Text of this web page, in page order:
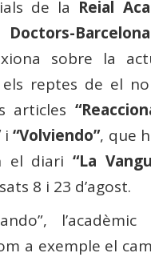
de la Reial
sobre la
reptes de el
articles
i“Volviendo”, que
el diari “La
8 i 23 d’agost.
a exemple el